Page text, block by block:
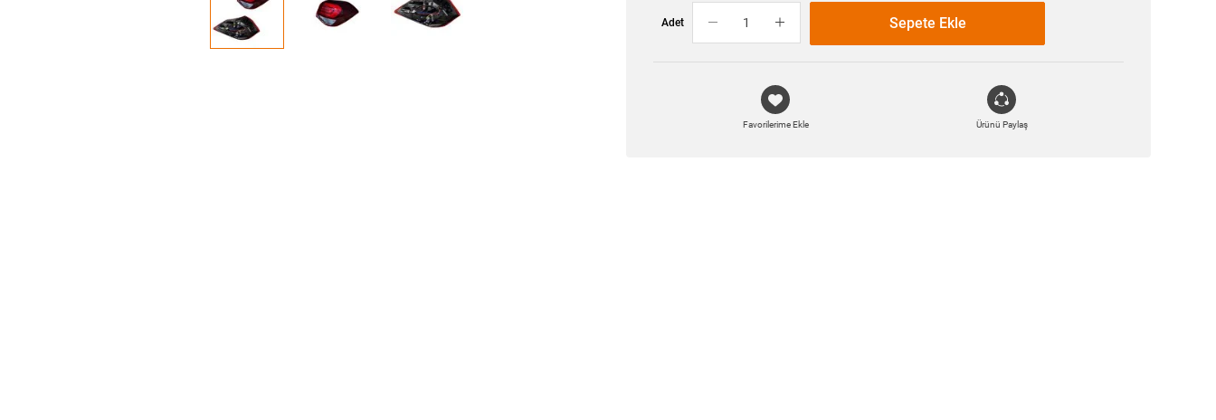
Adet Sepete Ekle
Favorilerime Ekle Ürünü Paylaş